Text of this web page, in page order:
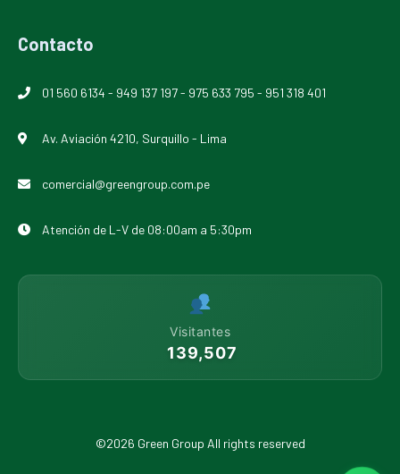
Contacto
01 560 6134 - 949 137 197- 975 633 795 - 951 318 401
Av. Aviación 4210, Surquillo - Lima
comercial@greengroup.com.pe
Atención de L-V de 08:00am a 5:30pm
Visitantes
139,507
©2026 Green Group All rights reserved